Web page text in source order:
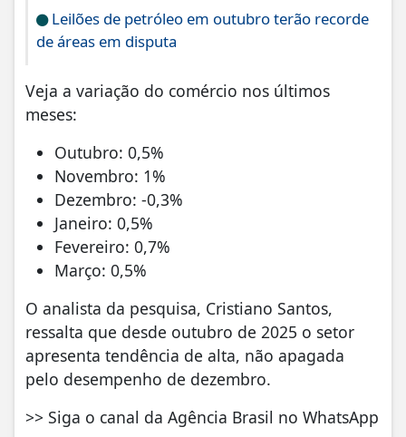
Leilões de petróleo em outubro terão recorde
de áreas em disputa
Veja a variação do comércio nos últimos
meses:
Outubro: 0,5%
Novembro: 1%
Dezembro: -0,3%
Janeiro: 0,5%
Fevereiro: 0,7%
Março: 0,5%
O analista da pesquisa, Cristiano Santos,
ressalta que desde outubro de 2025 o setor
apresenta tendência de alta, não apagada
pelo desempenho de dezembro.
>> Siga o canal da Agência Brasil no WhatsApp